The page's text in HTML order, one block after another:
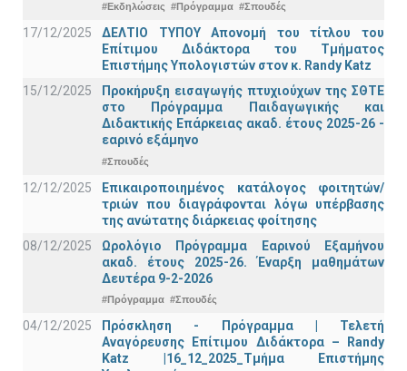
#Εκδηλώσεις #Πρόγραμμα #Σπουδές
17/12/2025
ΔΕΛΤΙΟ ΤΥΠΟΥ Απονομή του τίτλου του
Επίτιμου Διδάκτορα του Τμήματος
Επιστήμης Υπολογιστών στον κ. Randy Katz
15/12/2025
Προκήρυξη εισαγωγής πτυχιούχων της ΣΘΤΕ
στο Πρόγραμμα Παιδαγωγικής και
Διδακτικής Επάρκειας ακαδ. έτους 2025-26 -
εαρινό εξάμηνο
#Σπουδές
12/12/2025
Επικαιροποιημένος κατάλογος φοιτητών/
τριών που διαγράφονται λόγω υπέρβασης
της ανώτατης διάρκειας φοίτησης
08/12/2025
Ωρολόγιο Πρόγραμμα Εαρινού Εξαμήνου
ακαδ. έτους 2025-26. Έναρξη μαθημάτων
Δευτέρα 9-2-2026
#Πρόγραμμα #Σπουδές
04/12/2025
Πρόσκληση - Πρόγραμμα | Τελετή
Αναγόρευσης Επίτιμου Διδάκτορα – Randy
Katz |16_12_2025_Τμήμα Επιστήμης